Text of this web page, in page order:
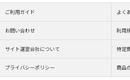
ご利用ガイド よく
お問い合わせ 利用
サイト運営会社について 特定
プライバシーポリシー 商品